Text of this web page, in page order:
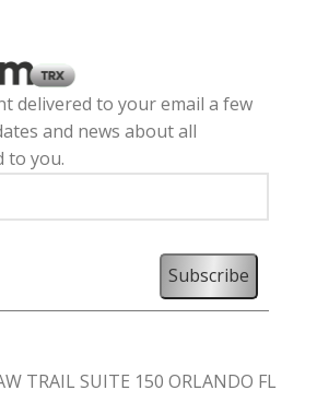
delivered to your email a few
and news about all
to you.
TRAIL SUITE 150 ORLANDO FL